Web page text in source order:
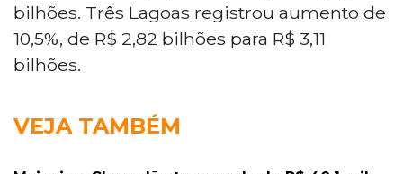
bilhões. Três Lagoas registrou aumento de
10,5%, de R$ 2,82 bilhões para R$ 3,11
bilhões.
VEJA TAMBÉM